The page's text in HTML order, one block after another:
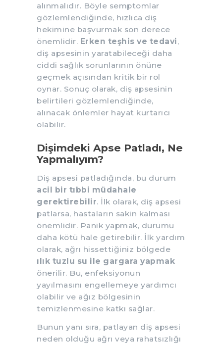
alınmalıdır. Böyle semptomlar
gözlemlendiğinde, hızlıca diş
hekimine başvurmak son derece
önemlidir. Erken teşhis ve tedavi,
diş apsesinin yaratabileceği daha
ciddi sağlık sorunlarının önüne
geçmek açısından kritik bir rol
oynar. Sonuç olarak, diş apsesinin
belirtileri gözlemlendiğinde,
alınacak önlemler hayat kurtarıcı
olabilir.
Dişimdeki Apse Patladı, Ne
Yapmalıyım?
Diş apsesi patladığında, bu durum
acil bir tıbbi müdahale
gerektirebilir. İlk olarak, diş apsesi
patlarsa, hastaların sakin kalması
önemlidir. Panik yapmak, durumu
daha kötü hale getirebilir. İlk yardım
olarak, ağrı hissettiğiniz bölgede
ılık tuzlu su ile gargara yapmak
önerilir. Bu, enfeksiyonun
yayılmasını engellemeye yardımcı
olabilir ve ağız bölgesinin
temizlenmesine katkı sağlar.
Bunun yanı sıra, patlayan diş apsesi
neden olduğu ağrı veya rahatsızlığı